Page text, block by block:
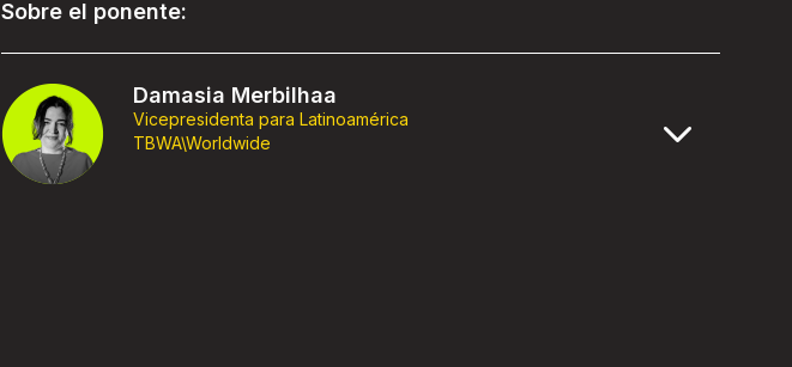
Sobre el ponente:
Damasia Merbilhaa
Vicepresidenta para Latinoamérica
TBWA\Worldwide